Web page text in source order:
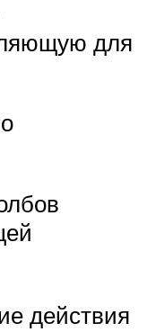
для
действия